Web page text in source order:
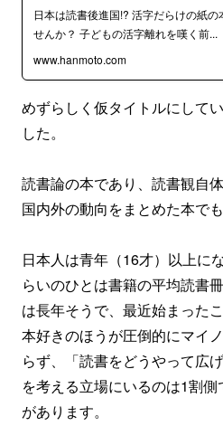
日本は読書後進国!? 活字だらけの紙
せんか？ 子どもの活字離れを嘆く前...
www.hanmoto.com
めずらしく仮タイトルにして
した。
読書論の本であり、読書観自
国内外の動向をまとめた本でも
日本人は青年（16才）以上に
らいのひとは書籍の平均読書
は長年そうで、最近始まった
本好きのほうが圧倒的にマイ
らず、「読書をどうやって広
を考える立場にいるのは1割
があります。